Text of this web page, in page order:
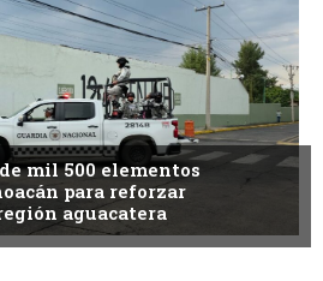
mil 500 elementos
para reforzar
aguacatera